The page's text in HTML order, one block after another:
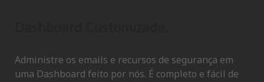
Administre os emails e recursos de segurança em
uma Dashboard feito por nós. É completo e fácil de